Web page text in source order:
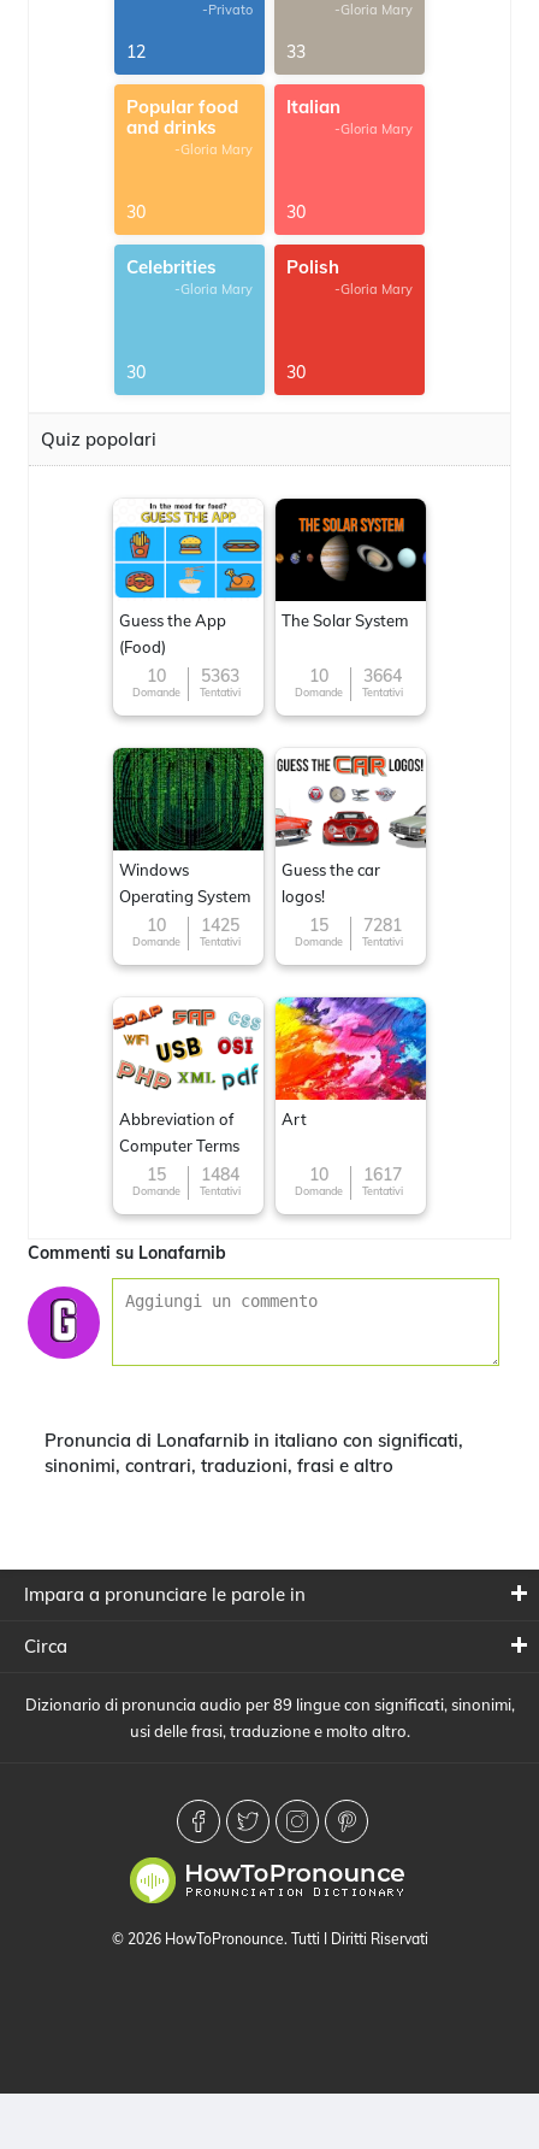
-Privato
12
-Gloria Mary
33
Popular food
and drinks
-Gloria Mary
30
Italian
-Gloria Mary
30
Celebrities
-Gloria Mary
30
Polish
-Gloria Mary
30
Quiz popolari
Guess the App
(Food)
10
Domande
5363
Tentativi
The Solar System
10
Domande
3664
Tentativi
Windows
Operating System
10
Domande
1425
Tentativi
Guess the car
logos!
15
Domande
7281
Tentativi
Abbreviation of
Computer Terms
15
Domande
1484
Tentativi
Art
10
Domande
1617
Tentativi
Commenti su Lonafarnib
Pronuncia di Lonafarnib in italiano con significati,
sinonimi, contrari, traduzioni, frasi e altro
Impara a pronunciare le parole in
Circa
Dizionario di pronuncia audio per 89 lingue con significati, sinonimi,
usi delle frasi, traduzione e molto altro.
© 2026 HowToPronounce. Tutti I Diritti Riservati